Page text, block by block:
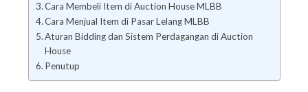
Cara Membeli Item di Auction House MLBB
Cara Menjual Item di Pasar Lelang MLBB
Aturan Bidding dan Sistem Perdagangan di Auction
House
Penutup